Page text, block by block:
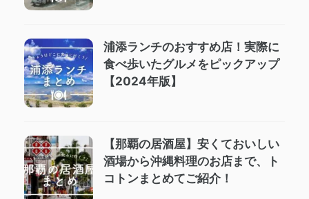
浦添ランチのおすすめ店！実際に
食べ歩いたグルメをピックアップ
【2024年版】
【那覇の居酒屋】安くておいしい
酒場から沖縄料理のお店まで、ト
コトンまとめてご紹介！